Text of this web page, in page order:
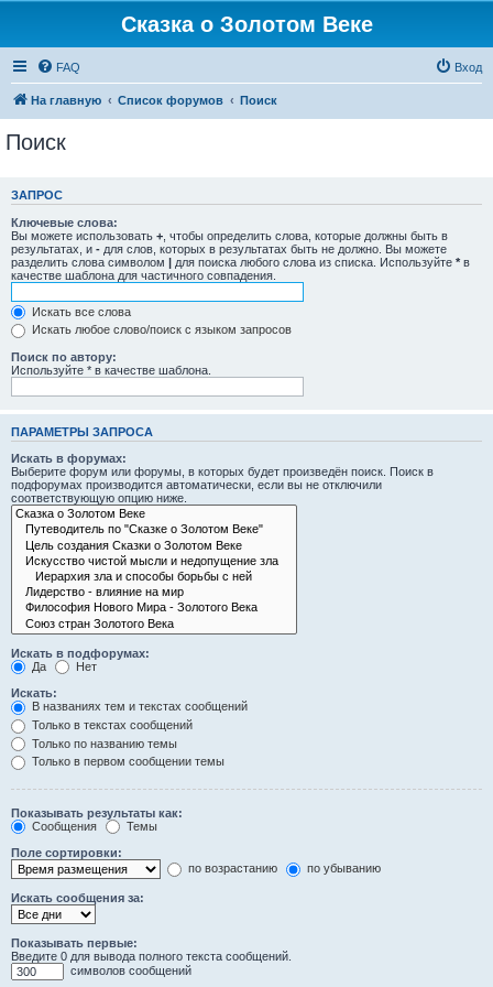
Сказка о Золотом Веке
FAQ Вход
На главную Список форумов Поиск
Поиск
ЗАПРОС
Ключевые слова:
Вы можете использовать + , чтобы определить слова, которые должны быть в
результатах, и - для слов, которых в результатах быть не должно. Вы можете
разделить слова символом | для поиска любого слова из списка. Используйте * в
качестве шаблона для частичного совпадения.
Искать все слова
Искать любое слово/поиск с языком запросов
Поиск по автору:
Используйте * в качестве шаблона.
ПАРАМЕТРЫ ЗАПРОСА
Искать в форумах:
Выберите форум или форумы, в которых будет произведён поиск. Поиск в
подфорумах производится автоматически, если вы не отключили
соответствующую опцию ниже.
Искать в подфорумах:
Да
Нет
Искать:
В названиях тем и текстах сообщений
Только в текстах сообщений
Только по названию темы
Только в первом сообщении темы
Показывать результаты как:
Сообщения
Темы
Поле сортировки:
по возрастанию
по убыванию
Искать сообщения за:
Показывать первые:
Введите 0 для вывода полного текста сообщений.
символов сообщений